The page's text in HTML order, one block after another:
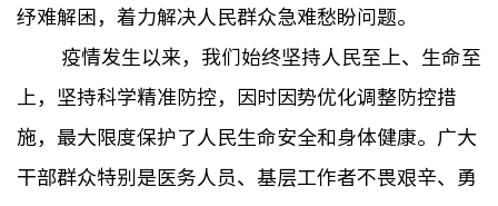
纾难解困，着力解决人民群众急难愁盼问题。
疫情发生以来，我们始终坚持人民至上、生命至
上，坚持科学精准防控，因时因势优化调整防控措
施，最大限度保护了人民生命安全和身体健康。广大
干部群众特别是医务人员、基层工作者不畏艰辛、勇